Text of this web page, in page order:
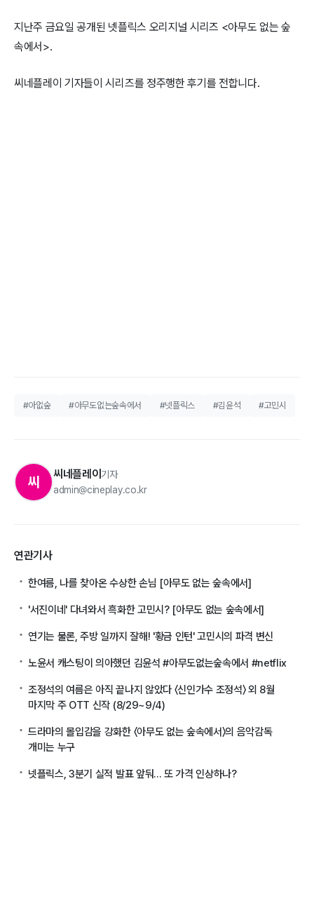
지난주 금요일 공개된 넷플릭스 오리지널 시리즈 <아무도 없는 숲
속에서>.
씨네플레이 기자들이 시리즈를 정주행한 후기를 전합니다.
#아없숲 #아무도없는숲속에서 #넷플릭스 #김윤석 #고민시
씨 씨네플레이 기자
admin@cineplay.co.kr
연관기사
한여름, 나를 찾아온 수상한 손님 [아무도 없는 숲속에서]
'서진이네' 다녀와서 흑화한 고민시? [아무도 없는 숲속에서]
연기는 물론, 주방 일까지 잘해! '황금 인턴' 고민시의 파격 변신
노윤서 캐스팅이 의아했던 김윤석 #아무도없는숲속에서 #netflix
조정석의 여름은 아직 끝나지 않았다 〈신인가수 조정석〉 외 8월
마지막 주 OTT 신작 (8/29~9/4)
드라마의 몰입감을 강화한 〈아무도 없는 숲속에서〉의 음악감독
개미는 누구
넷플릭스, 3분기 실적 발표 앞둬... 또 가격 인상하나?